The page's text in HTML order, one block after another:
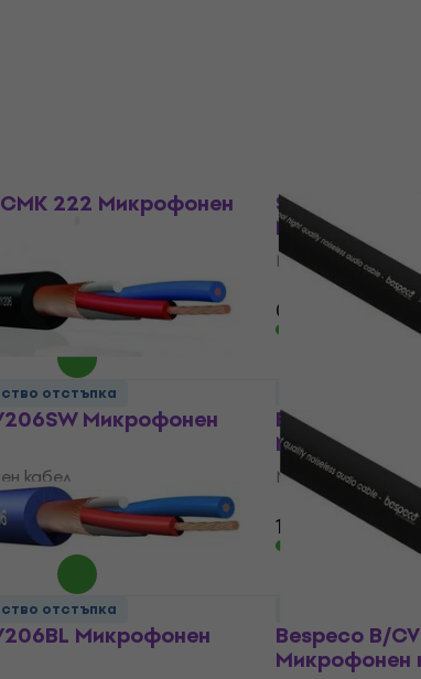
222 Микрофонен Soundking GA
Микрофонен
Микрофонен кабел
0,99 €
Микрофонен
кабел
Bespeco B/
Микрофонен
Микрофонен кабел
/5
1,39 €
отстъпка
Микрофонен Bespeco B/
Микрофонен
отстъпка